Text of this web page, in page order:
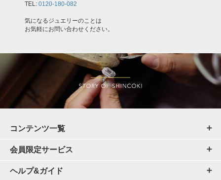
TEL: 0120-180-082
気になるジュエリーのことは
お気軽にお問い合わせください。
コンテンツ一覧
会員限定サービス
ヘルプ&ガイド